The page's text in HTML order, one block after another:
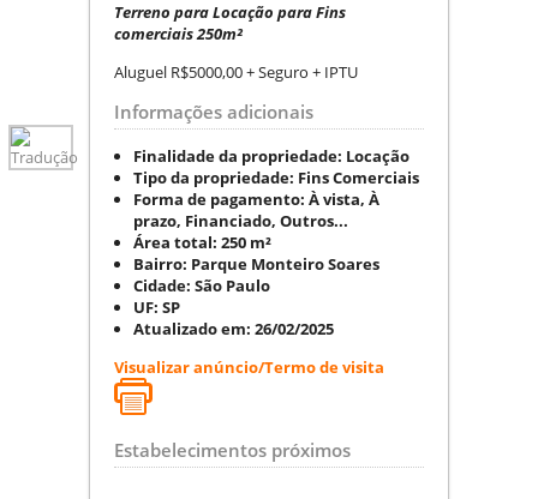
Terreno para Locação para Fins
comerciais250m²
Aluguel R$5000,00 + Seguro + IPTU
Informações adicionais
Finalidade da propriedade: Locação
Tipo da propriedade: Fins Comerciais
Forma de pagamento: À vista, À
prazo, Financiado, Outros...
Área total: 250 m²
Bairro: Parque Monteiro Soares
Cidade: São Paulo
UF: SP
Atualizado em: 26/02/2025
Visualizar anúncio/Termo de visita
Estabelecimentos próximos